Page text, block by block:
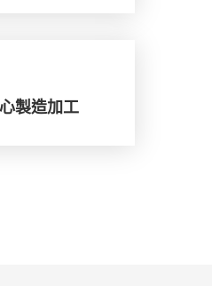
製造加工